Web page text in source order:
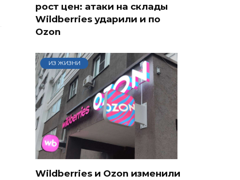
рост цен: атаки на склады
Wildberries ударили и по
Ozon
ИЗ ЖИЗНИ
Wildberries и Ozon изменили